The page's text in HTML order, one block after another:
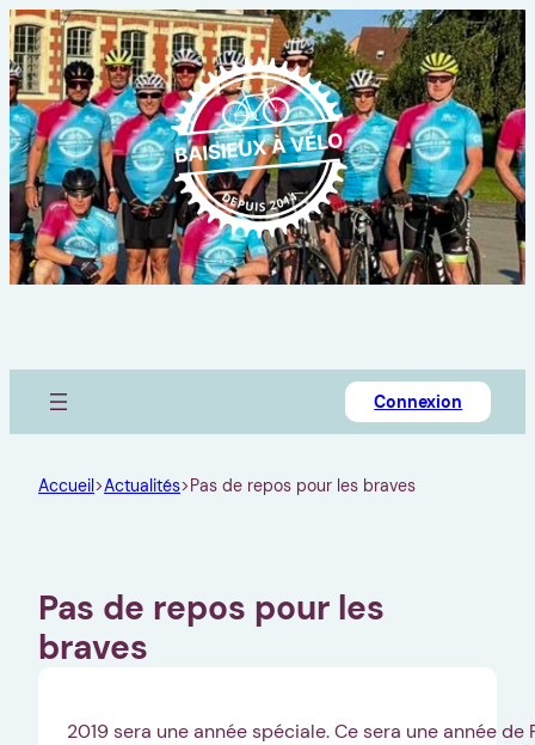
Connexion
Accueil>Actualités>Pas de repos pour les braves
Pas de repos pour les
braves
2019 sera une année spéciale. Ce sera une année de